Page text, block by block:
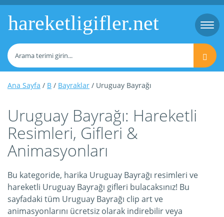
hareketligifler.net
Ana Sayfa / B / Bayraklar / Uruguay Bayrağı
Uruguay Bayrağı: Hareketli
Resimleri, Gifleri &
Animasyonları
Bu kategoride, harika Uruguay Bayrağı resimleri ve
hareketli Uruguay Bayrağı gifleri bulacaksınız! Bu
sayfadaki tüm Uruguay Bayrağı clip art ve
animasyonlarını ücretsiz olarak indirebilir veya